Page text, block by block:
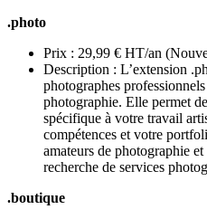
.photo
Prix : 29,99 € HT/an
Description : L’extension
photographes
photographie. Elle permet
spécifique à votre travail
compétences et votre
amateurs de photographie
recherche de services
.boutique